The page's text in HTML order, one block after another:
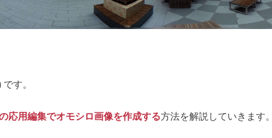
です。
応用編集でオモシロ画像を作成する方法を解説していきます。